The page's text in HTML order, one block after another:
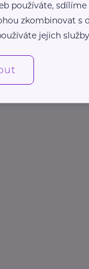
používáte,
zkombinovat s
jejich